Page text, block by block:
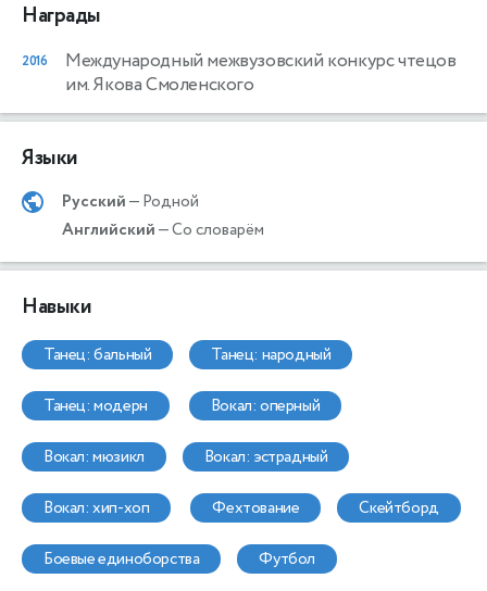
Награды
2016
Международный межвузовский конкурс чтецов
им. Якова Смоленского
Языки
Русский— Родной
Английский— Со словарём
Навыки
танец: бальный танец: народный
танец: модерн вокал: оперный
вокал: мюзикл вокал: эстрадный
вокал: хип-хоп фехтование скейтборд
боевые единоборства футбол